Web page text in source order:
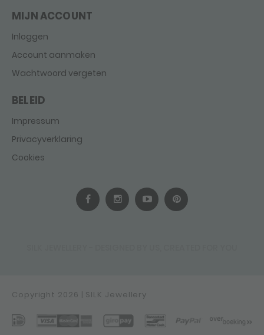
MIJN ACCOUNT
Inloggen
Account aanmaken
Wachtwoord vergeten
BELEID
Impressum
Privacyverklaring
Cookies
Copyright 2026 | SILK Jewellery